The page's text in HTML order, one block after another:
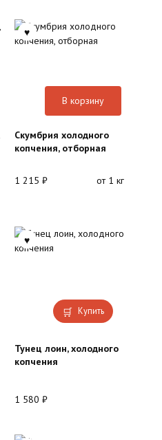
В корзину
Скумбрия холодного
копчения, отборная
1 215 ₽ от 1 кг
Купить
Тунец лоин, холодного
копчения
1 580 ₽